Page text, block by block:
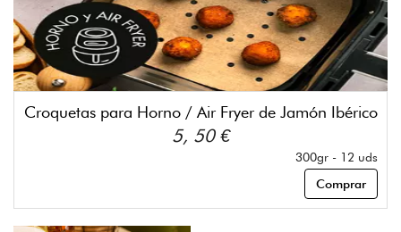
Croquetas para Horno / Air Fryer de Jamón Ibérico
5, 50 €
300gr - 12 uds
Comprar